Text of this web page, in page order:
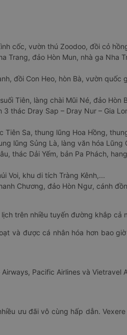
cốc, vườn thú Zoodoo, đồi cỏ
Trang, đảo Hòn Mun, nhà ga Nha
đồi Con Heo, hòn Bà, vườn quốc
Tiên, làng chài Mũi Né, đảo Hòn
thác Dray Sap – Dray Nur – Gia
Sa, thung lũng Hoa Hồng,
lũng Sủng Là, làng văn hóa Lũng
thác Dải Yếm, bản Pa Phách,
Voi, khu di tích Tràng Kênh,...
Chương, đảo Hòn Ngư, cánh
trên nhiều tuyến đường khắp cả
và được cá nhân hóa hơn bao
Pacific Airlines và Vietravel
ưu đãi vô cùng hấp dẫn.